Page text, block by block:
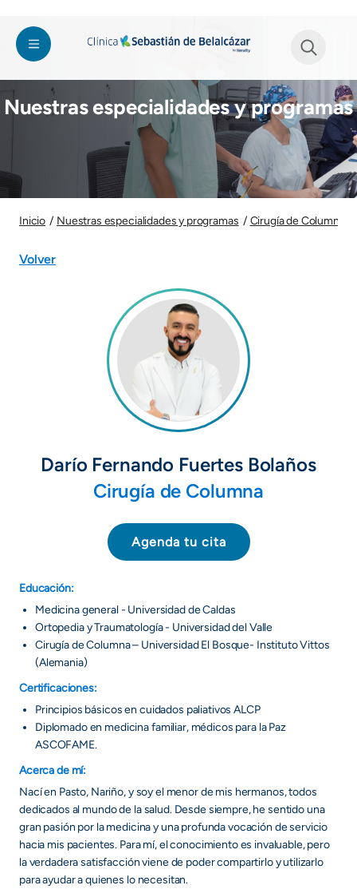
Imagen
Nuestras especialidades y programas
Inicio Nuestras especialidades y programas Cirugía de Columna
Volver
Darío Fernando Fuertes Bolaños
Cirugía de Columna
Agenda tu cita
Educación:
Medicina general - Universidad de Caldas
Ortopedia y Traumatología - Universidad del Valle
Cirugía de Columna – Universidad El Bosque- Instituto Vittos
(Alemania)
Certificaciones:
Principios básicos en cuidados paliativos ALCP
Diplomado en medicina familiar, médicos para la Paz
ASCOFAME.
Acerca de mí:
Nací en Pasto, Nariño, y soy el menor de mis hermanos, todos
dedicados al mundo de la salud. Desde siempre, he sentido una
gran pasión por la medicina y una profunda vocación de servicio
hacia mis pacientes. Para mí, el conocimiento es invaluable, pero
la verdadera satisfacción viene de poder compartirlo y utilizarlo
para ayudar a quienes lo necesitan.